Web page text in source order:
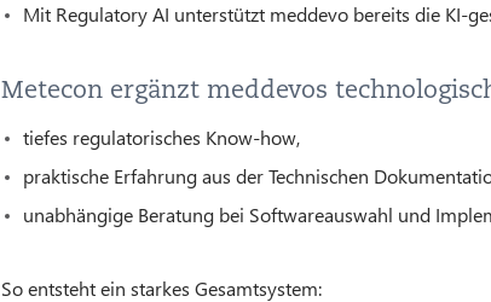
Mit Regulatory AI unterstützt meddevo bereits die KI-
Metecon ergänzt meddevos
tiefes regulatorisches Know-how,
praktische Erfahrung aus der Technischen
unabhängige Beratung bei Softwareauswahl und
So entsteht ein starkes Gesamtsystem: